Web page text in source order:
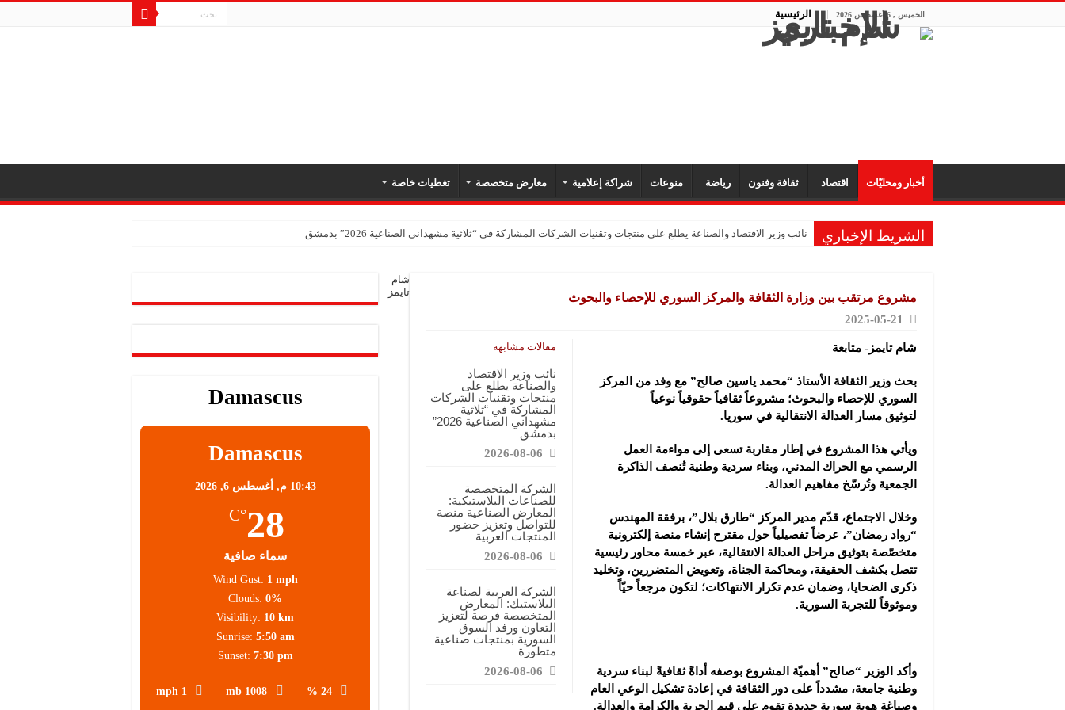
الخميس , 6 أغسطس 2026 الرئيسية
أخبار ومحليّات اقتصاد ثقافة وفنون رياضة منوعات شراكة إعلامية معارض متخصصة تغطيات خاصة
الشريط الإخباري نائب وزير الاقتصاد والصناعة يطلع على منتجات وتقنيات الشركات المشاركة في “ثلاثية مشهداني الصناعية 2026” بدمشق
مشروع مرتقب بين وزارة الثقافة والمركز السوري للإحصاء والبحوث
2025-05-21
مقالات مشابهة
نائب وزير الاقتصاد
والصناعة يطلع على
منتجات وتقنيات الشركات
المشاركة في “ثلاثية
مشهداني الصناعية 2026”
بدمشق
2026-08-06
الشركة المتخصصة
للصناعات البلاستيكية:
المعارض الصناعية منصة
للتواصل وتعزيز حضور
المنتجات العربية
2026-08-06
الشركة العربية لصناعة
البلاستيك: المعارض
المتخصصة فرصة لتعزيز
التعاون ورفد السوق
السورية بمنتجات صناعية
متطورة
2026-08-06
شام تايمز- متابعة
بحث وزير الثقافة الأستاذ “محمد ياسين صالح” مع وفد من المركز
السوري للإحصاء والبحوث؛ مشروعاً ثقافياً حقوقياً نوعياً
لتوثيق مسار العدالة الانتقالية في سوريا.
ويأتي هذا المشروع في إطار مقاربة تسعى إلى مواءمة العمل
الرسمي مع الحراك المدني، وبناء سردية وطنية تُنصف الذاكرة
الجمعية وتُرسّخ مفاهيم العدالة.
وخلال الاجتماع، قدّم مدير المركز “طارق بلال”، برفقة المهندس
“رواد رمضان”، عرضاً تفصيلياً حول مقترح إنشاء منصة إلكترونية
متخصّصة بتوثيق مراحل العدالة الانتقالية، عبر خمسة محاور رئيسية
تتصل بكشف الحقيقة، ومحاكمة الجناة، وتعويض المتضررين، وتخليد
ذكرى الضحايا، وضمان عدم تكرار الانتهاكات؛ لتكون مرجعاً حيّاً
وموثوقاً للتجربة السورية.
وأكد الوزير “صالح” أهميّة المشروع بوصفه أداةً ثقافيةً لبناء سردية
وطنية جامعة، مشدداً على دور الثقافة في إعادة تشكيل الوعي العام
وصياغة هوية سورية جديدة تقوم على قيم الحرية والكرامة والعدالة.
Damascus
Damascus
10:43 م, أغسطس 6, 2026
28
°C
سماء صافية
24 %
1008 mb
1 mph
Wind Gust: 1 mph
Clouds: 0%
Visibility: 10 km
Sunrise: 5:50 am
Sunset: 7:30 pm
شام
تايمز